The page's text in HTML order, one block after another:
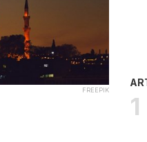
FREEPIK